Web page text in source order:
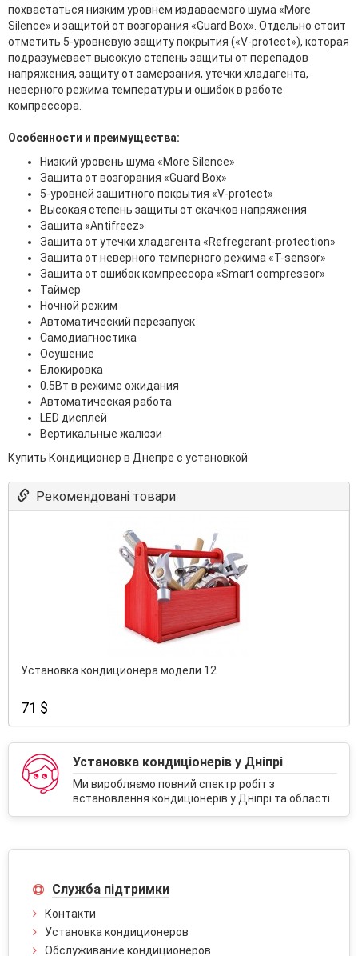
похвастаться низким уровнем издаваемого шума «Mоre
Silence» и защитой от возгорания «Guаrd Box». Отдельно стоит
отметить 5-уровневую защиту покрытия («V-protect»), которая
подразумевает высокую степень защиты от перепадов
напряжения, защиту от замерзания, утечки хладагента,
неверного режима температуры и ошибок в работе
компрессора.
Особенности и преимущества:
Низкий уровень шума «More Silence»
Защита от возгорания «Guard Box»
5-уровней защитного покрытия «V-protect»
Высокая степень защиты от скачков напряжения
Защита «Antifreez»
Защита от утечки хладагента «Refregerant-protection»
Защита от неверного темперного режима «T-sensor»
Защита от ошибок компрессора «Smart compressor»
Таймер
Ночной режим
Автоматический перезапуск
Самодиагностика
Осушение
Блокировка
0.5Вт в режиме ожидания
Автоматическая работа
LED дисплей
Вертикальные жалюзи
Купить Кондиционер в Днепре с установкой
Рекомендовані товари
Установка кондиционера модели 12
71 $
Установка кондиціонерів у Дніпрі
Ми виробляємо повний спектр робіт з
встановлення кондиціонерів у Дніпрі та області
Служба підтримки
Контакти
Установка кондиционеров
Обслуживание кондиционеров